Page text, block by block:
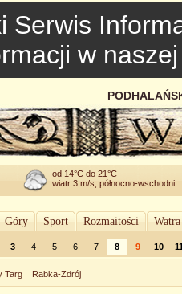
Serwis
w
od 14°C do 21°C
wiatr 3 m/s, północno-wschodni
Góry Sport Rozmaitości
3 4 5 6 7 8 9 10
Targ Rabka-Zdrój